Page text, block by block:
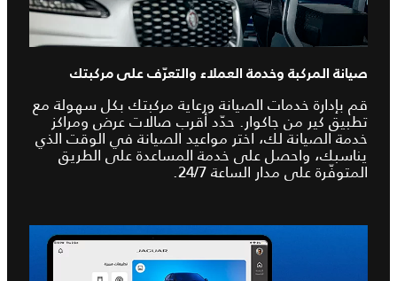
صيانة المركبة وخدمة العملاء والتعرّف على مركبتك
قم بإدارة خدمات الصيانة ورعاية مركبتك بكل سهولة مع
تطبيق كير من جاكوار. حدّد أقرب صالات عرض ومراكز
خدمة الصيانة لك، اختر مواعيد الصيانة في الوقت الذي
يناسبك، واحصل على خدمة المساعدة على الطريق
المتوفّرة على مدار الساعة 24/7.